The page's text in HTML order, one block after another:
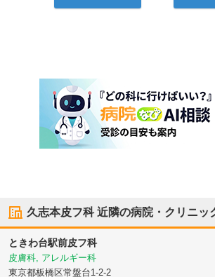
久志本皮フ科近隣の病院・クリニッ
ときわ台駅前皮フ科
皮膚科, アレルギー科
東京都板橋区常盤台1-2-2